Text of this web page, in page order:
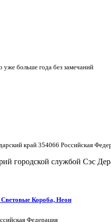
уже больше года без замечаний
край 354066 Российская
городской службой Сэс
Короба, Неон
Федерация